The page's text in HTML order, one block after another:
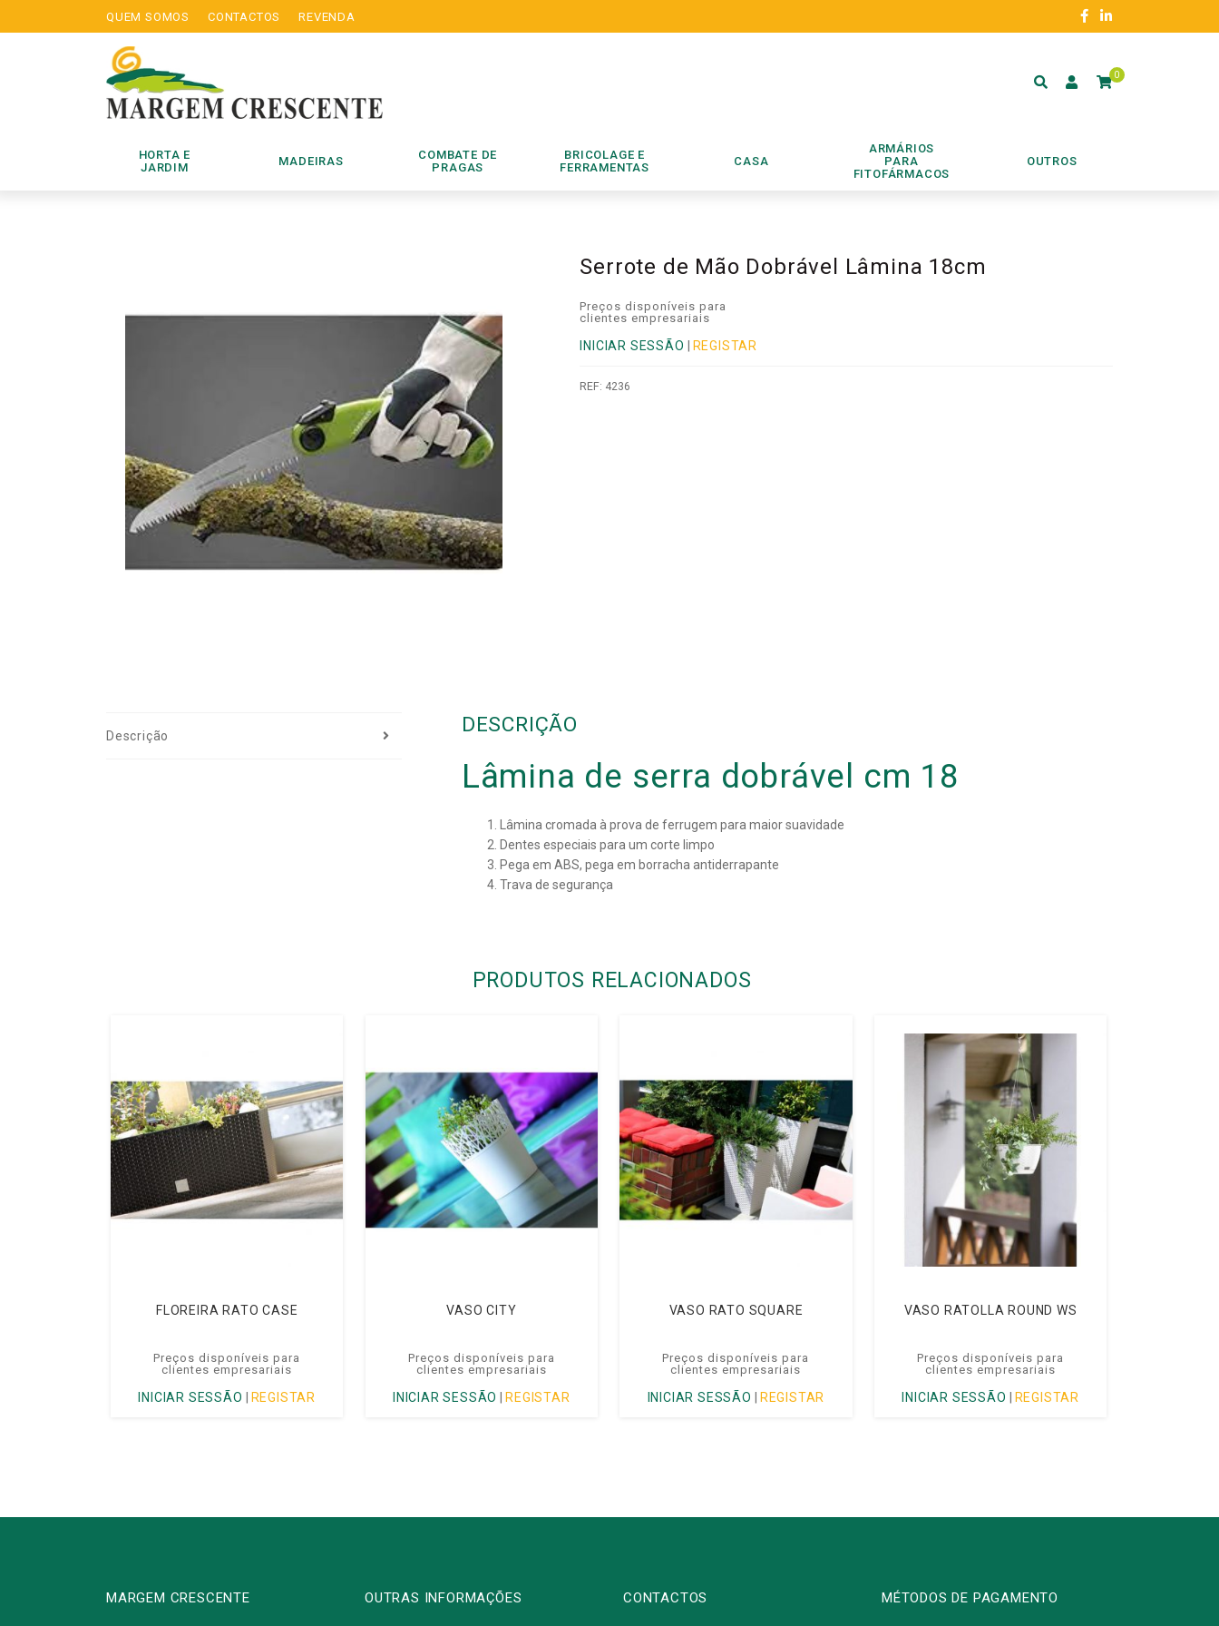
QUEM SOMOS CONTACTOS REVENDA
0
HORTA E
JARDIM
MADEIRAS
COMBATE DE
PRAGAS
BRICOLAGE E
FERRAMENTAS
CASA
ARMÁRIOS
PARA
FITOFÁRMACOS
OUTROS
Serrote de Mão Dobrável Lâmina 18cm
Preços disponíveis para
clientes empresariais
INICIAR SESSÃO REGISTAR
REF: 4236
Descrição DESCRIÇÃO
Lâmina de serra dobrável cm 18
Lâmina cromada à prova de ferrugem para maior suavidade
Dentes especiais para um corte limpo
Pega em ABS, pega em borracha antiderrapante
Trava de segurança
PRODUTOS RELACIONADOS
FLOREIRA RATO CASE
Preços disponíveis para
clientes empresariais
INICIAR SESSÃO REGISTAR
VASO CITY
Preços disponíveis para
clientes empresariais
INICIAR SESSÃO REGISTAR
VASO RATO SQUARE
Preços disponíveis para
clientes empresariais
INICIAR SESSÃO REGISTAR
VASO RATOLLA ROUND WS
Preços disponíveis para
clientes empresariais
INICIAR SESSÃO REGISTAR
MARGEM CRESCENTE OUTRAS INFORMAÇÕES CONTACTOS MÉTODOS DE PAGAMENTO